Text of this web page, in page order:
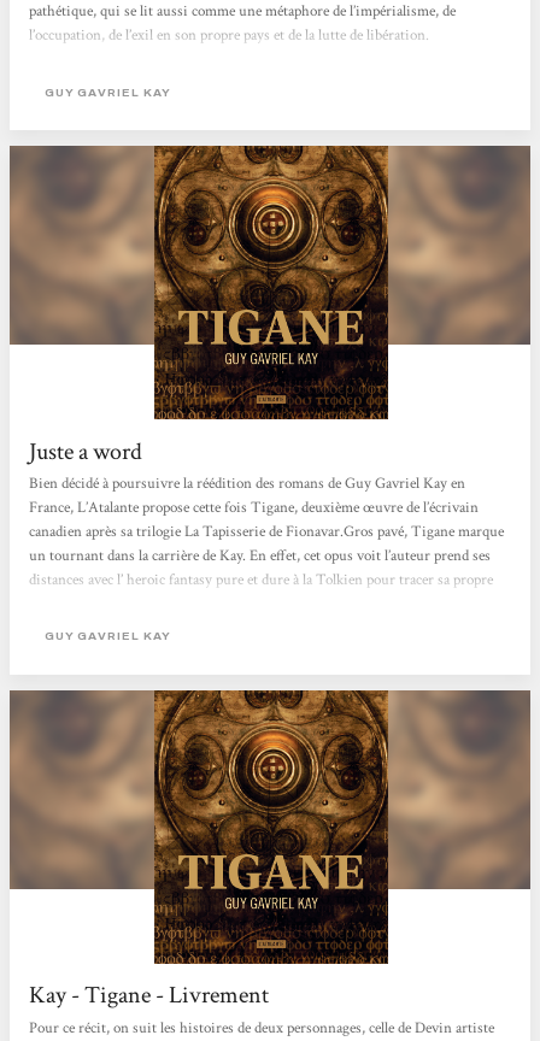
pathétique, qui se lit aussi comme une métaphore de l’impérialisme, de
l’occupation, de l’exil en son propre pays et de la lutte de libération.
GUY GAVRIEL KAY
Juste a word
Bien décidé à poursuivre la réédition des romans de Guy Gavriel Kay en
France, L’Atalante propose cette fois Tigane, deuxième œuvre de l’écrivain
canadien après sa trilogie La Tapisserie de Fionavar.Gros pavé, Tigane marque
un tournant dans la carrière de Kay. En effet, cet opus voit l’auteur prend ses
distances avec l’ heroic fantasy pure et dure à la Tolkien pour tracer sa propre
l’Italie de la Renaissance et ses nombreuses Cités-États. Dans la Palme, une
GUY GAVRIEL KAY
Kay - Tigane - Livrement
Pour ce récit, on suit les histoires de deux personnages, celle de Devin artiste